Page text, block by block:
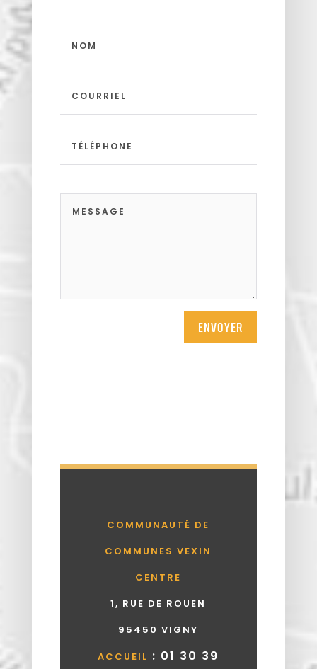
ENVOYER
COMMUNAUTÉ DE
COMMUNES VEXIN
CENTRE
1, RUE DE ROUEN
95450 VIGNY
ACCUEIL : 01 30 39